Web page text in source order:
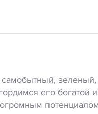
зеленый,
его богатой